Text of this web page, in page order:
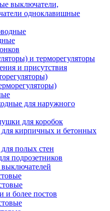
выключатели,
одноклавишные
и терморегуляторы
и присутствия
для наружного
для коробок
кирпичных и бетонных
полых стен
подрозетников
и более постов